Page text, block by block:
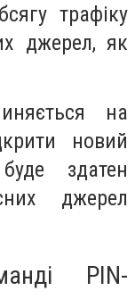
трафіку
джерел, як
на
новий
здатен
джерел
PIN-